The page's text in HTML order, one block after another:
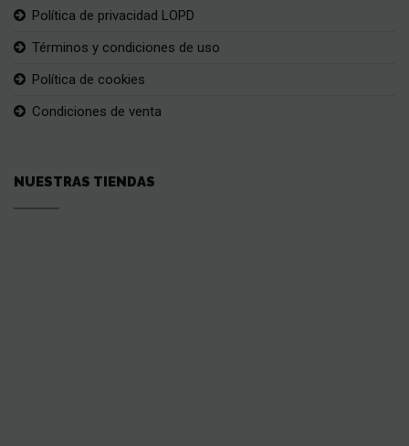
Política de privacidad LOPD
Términos y condiciones de uso
Política de cookies
Condiciones de venta
NUESTRAS TIENDAS